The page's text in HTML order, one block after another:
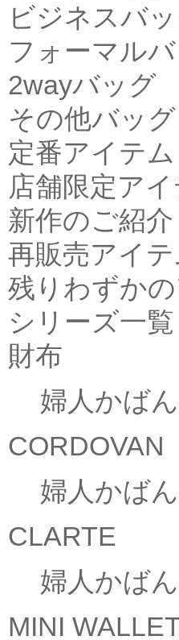
ビジネスバ
フォーマル
2wayバッグ
その他バッグ
定番アイテム
店舗限定ア
新作のご紹介
再販売アイテ
残りわずか
シリーズ一覧
財布
婦人かば
CORDOVAN
婦人かば
CLARTE
婦人かば
MINI